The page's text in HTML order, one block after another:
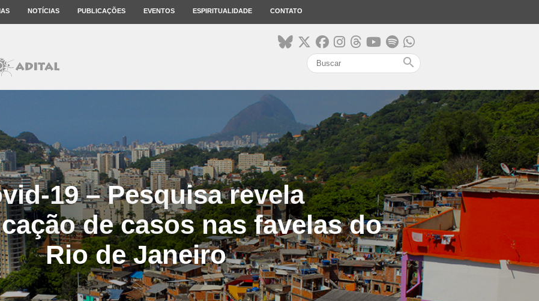
NOTÍCIAS PUBLICAÇÕES EVENTOS ESPIRITUALIDADE CONTATO
search
19 – Pesquisa revela
de casos nas favelas do
Rio de Janeiro